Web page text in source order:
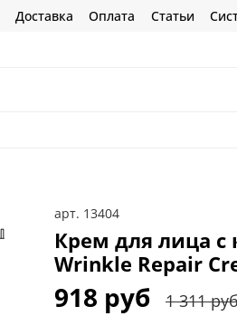
Доставка Оплата Статьи
арт. 13404
Крем для лица с
Wrinkle Repair
918 руб 1 311